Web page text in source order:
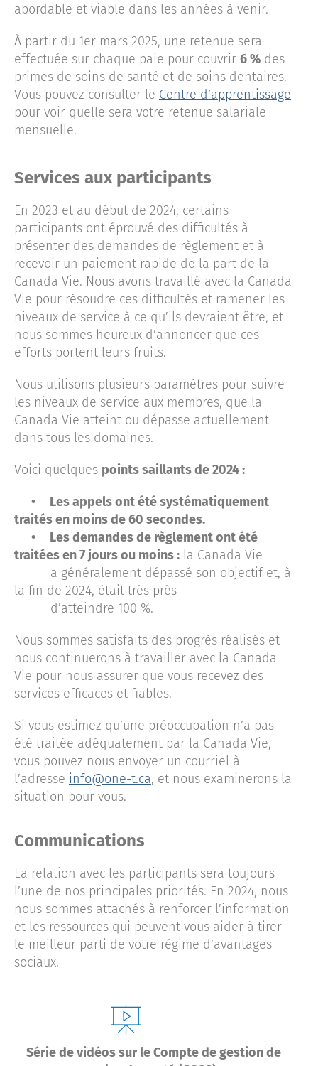
abordable et viable dans les années à venir.
À partir du 1er mars 2025, une retenue sera
effectuée sur chaque paie pour couvrir 6 % des
primes de soins de santé et de soins dentaires.
Vous pouvez consulter le Centre d’apprentissage
pour voir quelle sera votre retenue salariale
mensuelle.
Services aux participants
En 2023 et au début de 2024, certains
participants ont éprouvé des difficultés à
présenter des demandes de règlement et à
recevoir un paiement rapide de la part de la
Canada Vie. Nous avons travaillé avec la Canada
Vie pour résoudre ces difficultés et ramener les
niveaux de service à ce qu’ils devraient être, et
nous sommes heureux d’annoncer que ces
efforts portent leurs fruits.
Nous utilisons plusieurs paramètres pour suivre
les niveaux de service aux membres, que la
Canada Vie atteint ou dépasse actuellement
dans tous les domaines.
Voici quelques points saillants de 2024 :
•
Les appels ont été systématiquement
traités en moins de 60 secondes.
•
Les demandes de règlement ont été
traitées en 7 jours ou moins : la Canada Vie
a généralement dépassé son objectif et, à
la fin de 2024, était très près
d’atteindre 100 %.
Nous sommes satisfaits des progrès réalisés et
nous continuerons à travailler avec la Canada
Vie pour nous assurer que vous recevez des
services efficaces et fiables.
Si vous estimez qu’une préoccupation n’a pas
été traitée adéquatement par la Canada Vie,
vous pouvez nous envoyer un courriel à
l’adresse info@one-t.ca, et nous examinerons la
situation pour vous.
Communications
La relation avec les participants sera toujours
l’une de nos principales priorités. En 2024, nous
nous sommes attachés à renforcer l’information
et les ressources qui peuvent vous aider à tirer
le meilleur parti de votre régime d’avantages
sociaux.
Série de vidéos sur le Compte de gestion de